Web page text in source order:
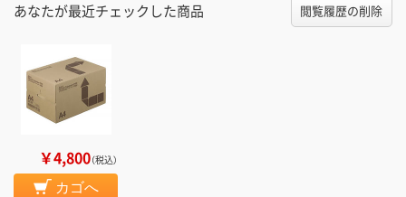
あなたが最近チェックした商品 閲覧履歴の削除
￥4,800（税込）
カゴへ